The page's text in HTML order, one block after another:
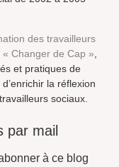
des travailleurs
« Changer de Cap »
et pratiques de
la réflexion
sociaux.
par mail
à ce blog